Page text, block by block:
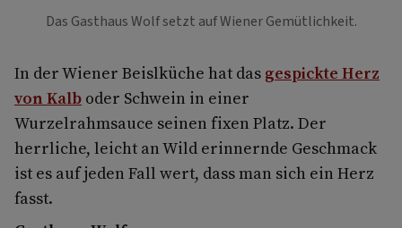
Das Gasthaus Wolf setzt auf Wiener Gemütlichkeit.
In der Wiener Beislküche hat das gespickte Herz
von Kalb oder Schwein in einer
Wurzelrahmsauce seinen fixen Platz. Der
herrliche, leicht an Wild erinnernde Geschmack
ist es auf jeden Fall wert, dass man sich ein Herz
fasst.